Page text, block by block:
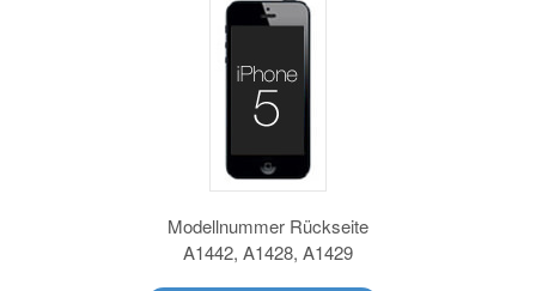
Modellnummer Rückseite
A1442, A1428, A1429